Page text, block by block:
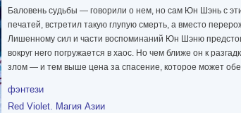
Баловень судьбы — говорили о нем, но сам Юн Шэнь с
печатей, встретил такую глупую смерть, а вместо
Лишенному сил и части воспоминаний Юн Шэню
вокруг него погружается в хаос. Но чем ближе он к
злом — и тем выше цена за спасение, которое может
фэнтези
Red Violet. Магия Азии